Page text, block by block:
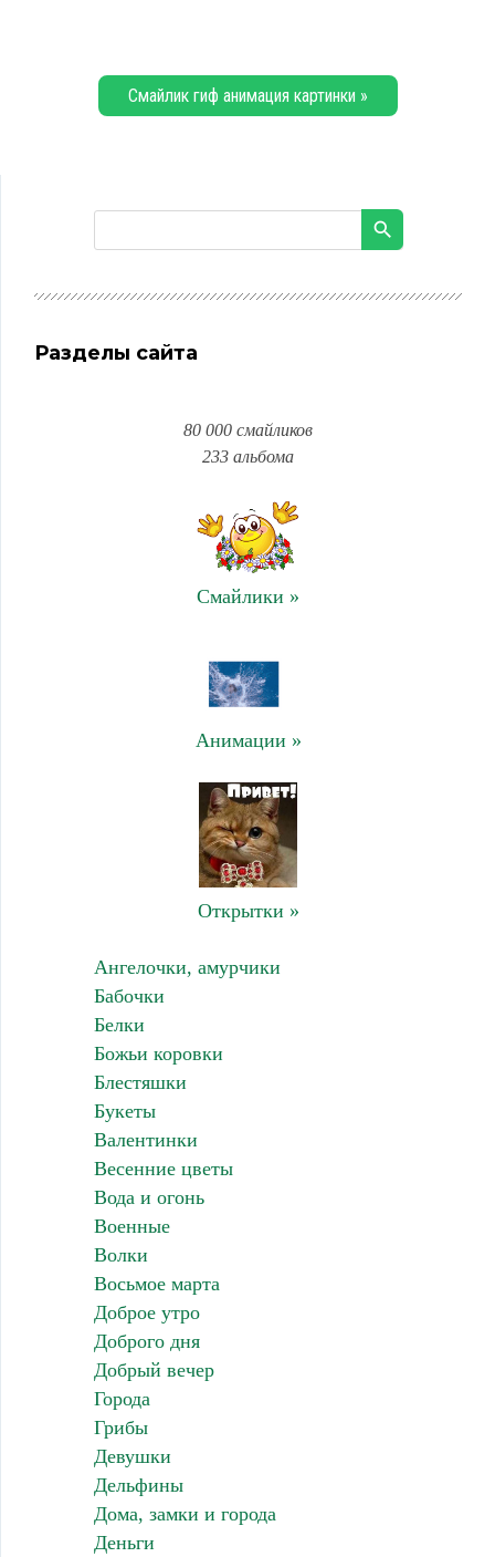
Смайлик гиф анимация картинки »
Разделы сайта
80 000 смайликов
233 альбома
Смайлики »
Анимации »
Открытки »
Ангелочки, амурчики
Бабочки
Белки
Божьи коровки
Блестяшки
Букеты
Валентинки
Весенние цветы
Вода и огонь
Военные
Волки
Восьмое марта
Доброе утро
Доброго дня
Добрый вечер
Города
Грибы
Девушки
Дельфины
Дома, замки и города
Деньги